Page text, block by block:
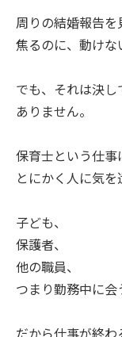
周りの結婚報告を
焦るのに、動けな
でも、それは決
ありません。
保育士という仕事
とにかく人に気を
子ども、
保護者、
他の職員、
つまり勤務中に会
だから仕事が終わ